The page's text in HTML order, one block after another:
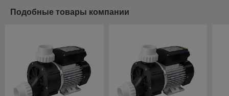
Подобные товары компании